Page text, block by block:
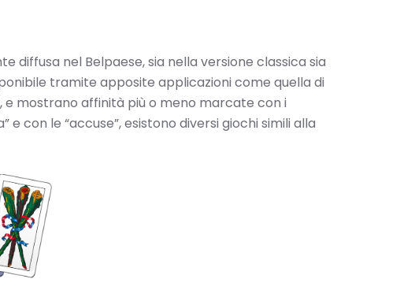
diffusa nel Belpaese, sia nella versione classica sia
tramite apposite applicazioni come quella di
e mostrano affinità più o meno marcate con i
con le “accuse”, esistono diversi giochi simili alla